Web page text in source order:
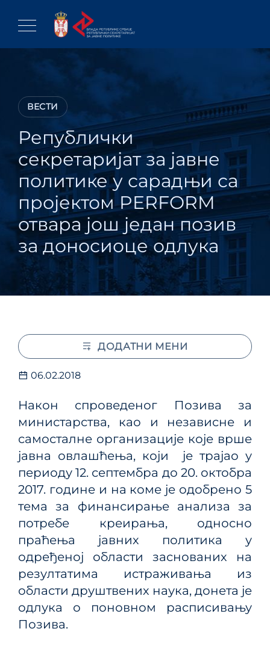
content
ВЕСТИ
Републички
секретаријат за јавне
политике у сарадњи са
пројектом PERFORM
отвара још један позив
за доносиоце одлука
06.02.2018
Након спроведеног Позива за
министарства, као и независне и
самосталне организације које врше
јавна овлашћења, који је трајао у
периоду 12. септембра до 20. октобра
2017. године и на коме је одобрено 5
тема за финансирање анализа за
потребе креирања, односно
праћења јавних политика у
одређеној области заснованих на
резултатима истраживања из
области друштвених наука, донета је
одлука о поновном расписивању
Позива.
ДОДАТНИ МЕНИ